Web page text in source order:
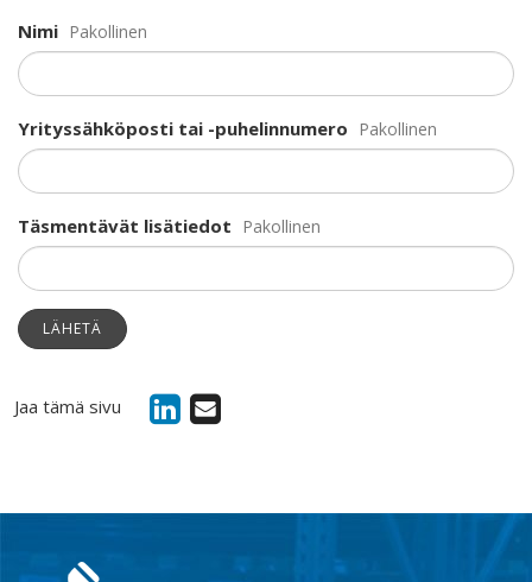
Nimi Pakollinen
Yrityssähköposti tai -puhelinnumero Pakollinen
Täsmentävät lisätiedot Pakollinen
LÄHETÄ
Jaa tämä sivu